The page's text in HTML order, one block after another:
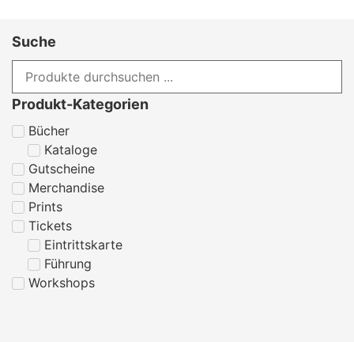
Suche
Produkt-Kategorien
Bücher
Kataloge
Gutscheine
Merchandise
Prints
Tickets
Eintrittskarte
Führung
Workshops